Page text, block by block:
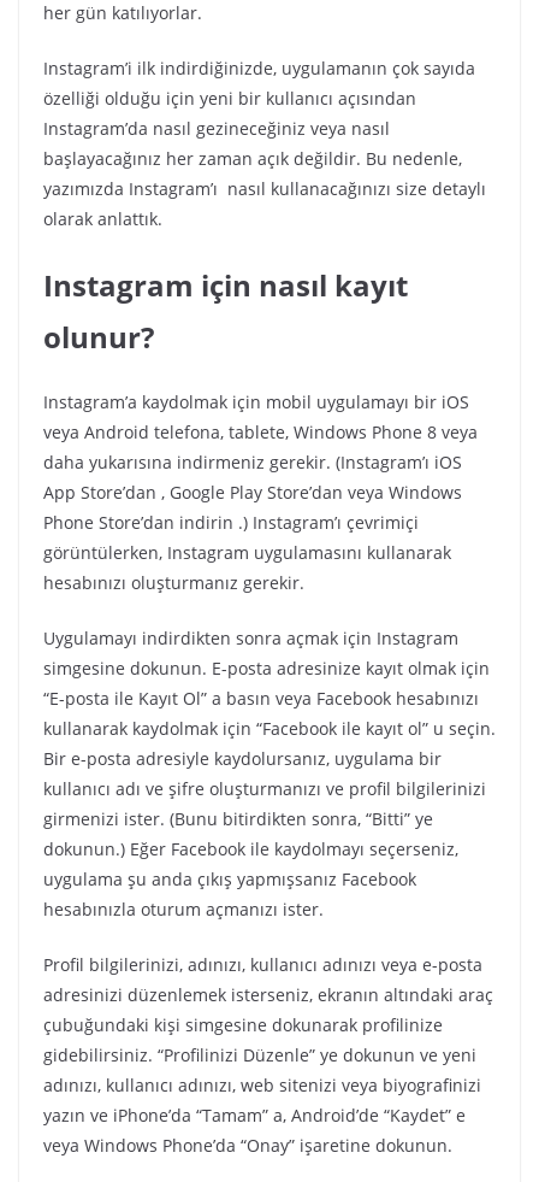
her gün katılıyorlar.
Instagram’i ilk indirdiğinizde, uygulamanın çok sayıda
özelliği olduğu için yeni bir kullanıcı açısından
Instagram’da nasıl gezineceğiniz veya nasıl
başlayacağınız her zaman açık değildir. Bu nedenle,
yazımızda Instagram’ı nasıl kullanacağınızı size detaylı
olarak anlattık.
Instagram için nasıl kayıt
olunur?
Instagram’a kaydolmak için mobil uygulamayı bir iOS
veya Android telefona, tablete, Windows Phone 8 veya
daha yukarısına indirmeniz gerekir. (Instagram’ı iOS
App Store’dan , Google Play Store’dan veya Windows
Phone Store’dan indirin .) Instagram’ı çevrimiçi
görüntülerken, Instagram uygulamasını kullanarak
hesabınızı oluşturmanız gerekir.
Uygulamayı indirdikten sonra açmak için Instagram
simgesine dokunun. E-posta adresinize kayıt olmak için
“E-posta ile Kayıt Ol” a basın veya Facebook hesabınızı
kullanarak kaydolmak için “Facebook ile kayıt ol” u seçin.
Bir e-posta adresiyle kaydolursanız, uygulama bir
kullanıcı adı ve şifre oluşturmanızı ve profil bilgilerinizi
girmenizi ister. (Bunu bitirdikten sonra, “Bitti” ye
dokunun.) Eğer Facebook ile kaydolmayı seçerseniz,
uygulama şu anda çıkış yapmışsanız Facebook
hesabınızla oturum açmanızı ister.
Profil bilgilerinizi, adınızı, kullanıcı adınızı veya e-posta
adresinizi düzenlemek isterseniz, ekranın altındaki araç
çubuğundaki kişi simgesine dokunarak profilinize
gidebilirsiniz. “Profilinizi Düzenle” ye dokunun ve yeni
adınızı, kullanıcı adınızı, web sitenizi veya biyografinizi
yazın ve iPhone’da “Tamam” a, Android’de “Kaydet” e
veya Windows Phone’da “Onay” işaretine dokunun.